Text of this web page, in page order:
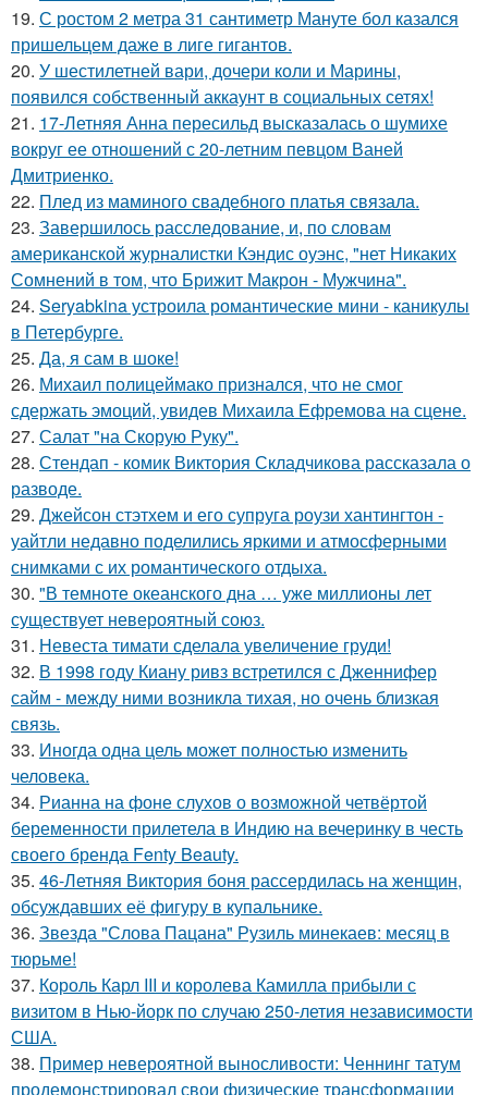
19. С ростом 2 метра 31 сантиметр Мануте бол казался
пришельцем даже в лиге гигантов.
20. У шестилетней вари, дочери коли и Марины,
появился собственный аккаунт в социальных сетях!
21. 17-Летняя Анна пересильд высказалась о шумихе
вокруг ее отношений с 20-летним певцом Ваней
Дмитриенко.
22. Плед из маминого свадебного платья связала.
23. Завершилось расследование, и, по словам
американской журналистки Кэндис оуэнс, "нет Никаких
Сомнений в том, что Брижит Макрон - Мужчина".
24. Seryabkina устроила романтические мини - каникулы
в Петербурге.
25. Да, я сам в шоке!
26. Михаил полицеймако признался, что не смог
сдержать эмоций, увидев Михаила Ефремова на сцене.
27. Салат "на Скорую Руку".
28. Стендап - комик Виктория Складчикова рассказала о
разводе.
29. Джейсон стэтхем и его супруга роузи хантингтон -
уайтли недавно поделились яркими и атмосферными
снимками с их романтического отдыха.
30. "В темноте океанского дна … уже миллионы лет
существует невероятный союз.
31. Невеста тимати сделала увеличение груди!
32. В 1998 году Киану ривз встретился с Дженнифер
сайм - между ними возникла тихая, но очень близкая
связь.
33. Иногда одна цель может полностью изменить
человека.
34. Рианна на фоне слухов о возможной четвёртой
беременности прилетела в Индию на вечеринку в честь
своего бренда Fenty Beauty.
35. 46-Летняя Виктория боня рассердилась на женщин,
обсуждавших её фигуру в купальнике.
36. Звезда "Слова Пацана" Рузиль минекаев: месяц в
тюрьме!
37. Король Карл III и королева Камилла прибыли с
визитом в Нью-йорк по случаю 250-летия независимости
США.
38. Пример невероятной выносливости: Ченнинг татум
продемонстрировал свои физические трансформации